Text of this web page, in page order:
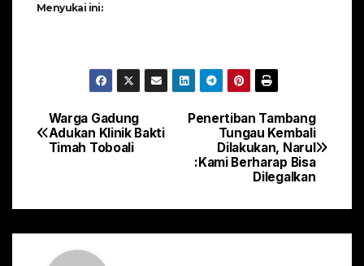
Menyukai ini:
Navigasi
pos
Penertiban Tambang
Tungau Kembali
Dilakukan, Narul
:Kami Berharap Bisa
Dilegalkan
Warga Gadung
Adukan Klinik Bakti
Timah Toboali